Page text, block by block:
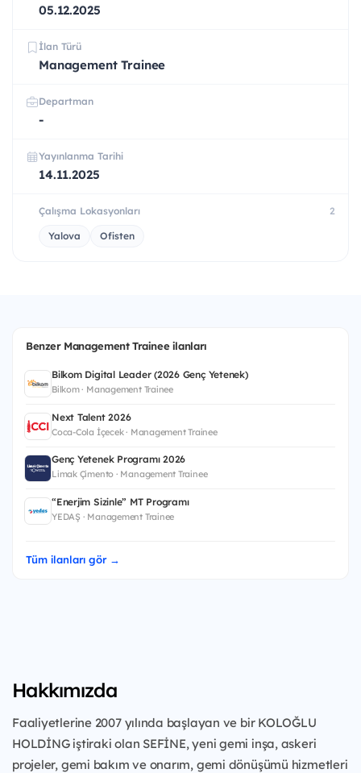
05.12.2025
İlan Türü
Management Trainee
Departman
-
Yayınlanma Tarihi
14.11.2025
Çalışma Lokasyonları 2
Yalova Ofisten
Benzer Management Trainee ilanları
Bilkom Digital Leader (2026 Genç Yetenek)
Bilkom · Management Trainee
Next Talent 2026
Coca-Cola İçecek · Management Trainee
Genç Yetenek Programı 2026
Limak Çimento · Management Trainee
“Enerjim Sizinle” MT Programı
YEDAŞ · Management Trainee
Tüm ilanları gör →
Hakkımızda
Faaliyetlerine 2007 yılında başlayan ve bir KOLOĞLU
HOLDİNG iştiraki olan SEFİNE, yeni gemi inşa, askeri
projeler, gemi bakım ve onarım, gemi dönüşümü hizmetleri